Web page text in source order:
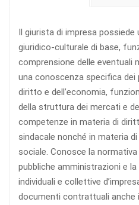
Il giurista di impresa possiede
giuridico-culturale di base,
comprensione delle eventuali
una conoscenza specifica dei
diritto e dell’economia,
della struttura dei mercati e
competenze in materia di
sindacale nonché in materia
sociale. Conosce la normativa
pubbliche amministrazioni e
individuali e collettive
documenti contrattuali anche